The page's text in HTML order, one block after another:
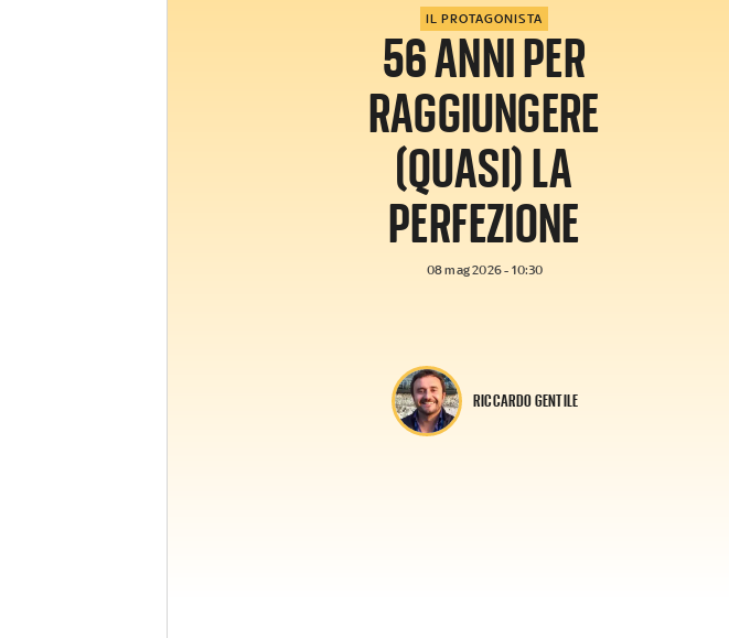
IL PROTAGONISTA
56 ANNI PER
RAGGIUNGERE
(QUASI) LA
PERFEZIONE
08 mag 2026 - 10:30
RICCARDO GENTILE